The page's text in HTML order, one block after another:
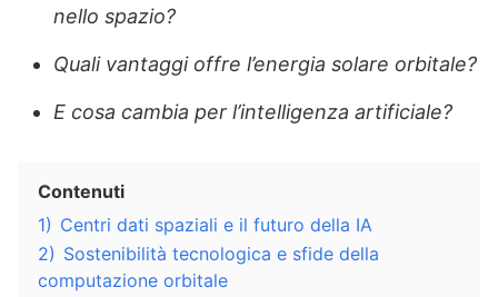
nello spazio?
Quali vantaggi offre l’energia solare orbitale?
E cosa cambia per l’intelligenza artificiale?
Contenuti
1) Centri dati spaziali e il futuro della IA
2) Sostenibilità tecnologica e sfide della
computazione orbitale